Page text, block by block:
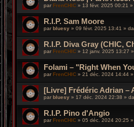
par FrenCHIC » 13 févr. 2025 00:21 »
R.I.P. Sam Moore
parbluesy » 09 févr. 2025 13:41 »
R.I.P. Diva Gray (CHIC,
par FrenCHIC » 12 janv. 2025 13:27
Folami – "Right When
parFrenCHIC » 21 déc. 2024 14:44
[Livre] Frédéric Adrian –
par bluesy » 17 déc. 2024 22:38 »
R.I.P. Pino d'Angio
parFrenCHIC » 05 déc. 2024 20:25